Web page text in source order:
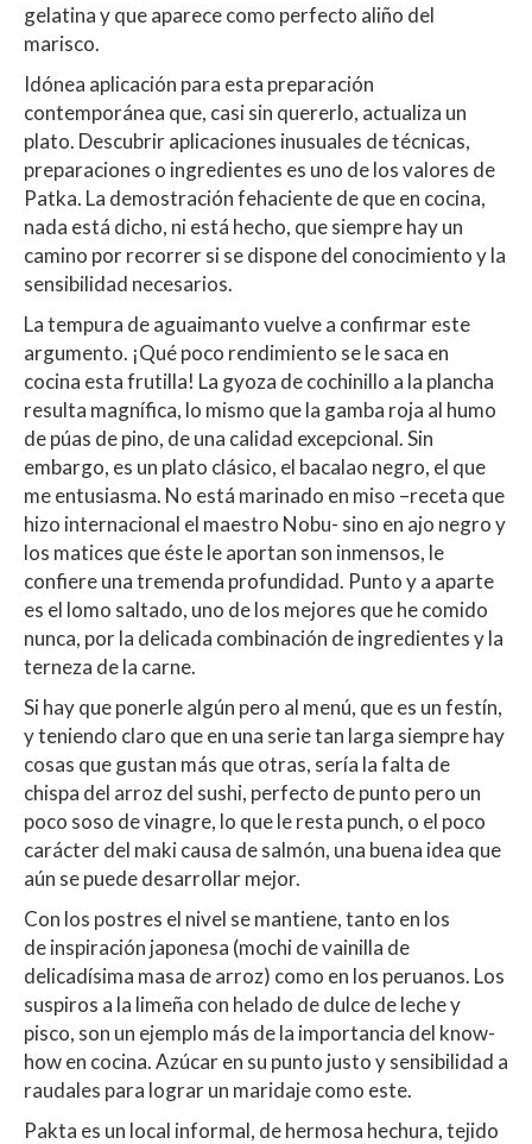
gelatina y que aparece como perfecto aliño del
marisco.
Idónea aplicación para esta preparación
contemporánea que, casi sin quererlo, actualiza un
plato. Descubrir aplicaciones inusuales de técnicas,
preparaciones o ingredientes es uno de los valores de
Patka. La demostración fehaciente de que en cocina,
nada está dicho, ni está hecho, que siempre hay un
camino por recorrer si se dispone del conocimiento y la
sensibilidad necesarios.
La tempura de aguaimanto vuelve a confirmar este
argumento. ¡Qué poco rendimiento se le saca en
cocina esta frutilla! La gyoza de cochinillo a la plancha
resulta magnífica, lo mismo que la gamba roja al humo
de púas de pino, de una calidad excepcional. Sin
embargo, es un plato clásico, el bacalao negro, el que
me entusiasma. No está marinado en miso –receta que
hizo internacional el maestro Nobu- sino en ajo negro y
los matices que éste le aportan son inmensos, le
confiere una tremenda profundidad. Punto y a aparte
es el lomo saltado, uno de los mejores que he comido
nunca, por la delicada combinación de ingredientes y la
terneza de la carne.
Si hay que ponerle algún pero al menú, que es un festín,
y teniendo claro que en una serie tan larga siempre hay
cosas que gustan más que otras, sería la falta de
chispa del arroz del sushi, perfecto de punto pero un
poco soso de vinagre, lo que le resta punch, o el poco
carácter del maki causa de salmón, una buena idea que
aún se puede desarrollar mejor.
Con los postres el nivel se mantiene, tanto en los
de inspiración japonesa (mochi de vainilla de
delicadísima masa de arroz) como en los peruanos. Los
suspiros a la limeña con helado de dulce de leche y
pisco, son un ejemplo más de la importancia del know-
how en cocina. Azúcar en su punto justo y sensibilidad a
raudales para lograr un maridaje como este.
Pakta es un local informal, de hermosa hechura, tejido